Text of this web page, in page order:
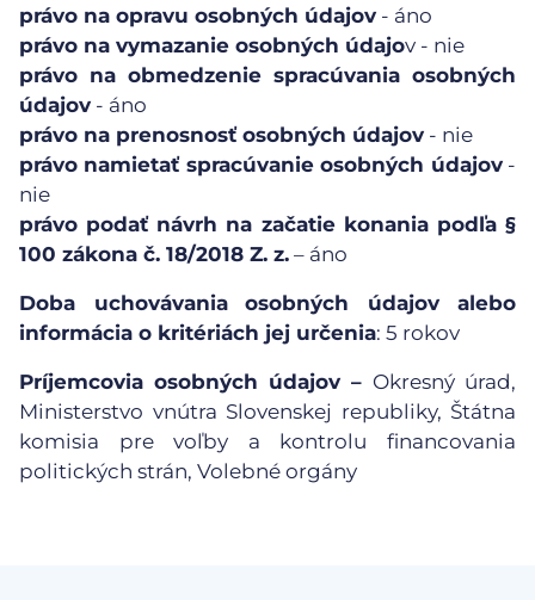
právo na opravu osobných údajov - áno
právo na vymazanie osobných údajov - nie
právo na obmedzenie spracúvania osobných
údajov - áno
právo na prenosnosť osobných údajov - nie
právo namietať spracúvanie osobných údajov-
nie
právo podať návrh na začatie konania podľa §
100 zákona č. 18/2018 Z. z. – áno
Doba uchovávania
osobných údajov alebo
informácia o kritériách jej určenia: 5 rokov
Príjemcovia osobných údajov – Okresný úrad,
Ministerstvo vnútra Slovenskej republiky, Štátna
komisia pre voľby a kontrolu financovania
politických strán, Volebné orgány